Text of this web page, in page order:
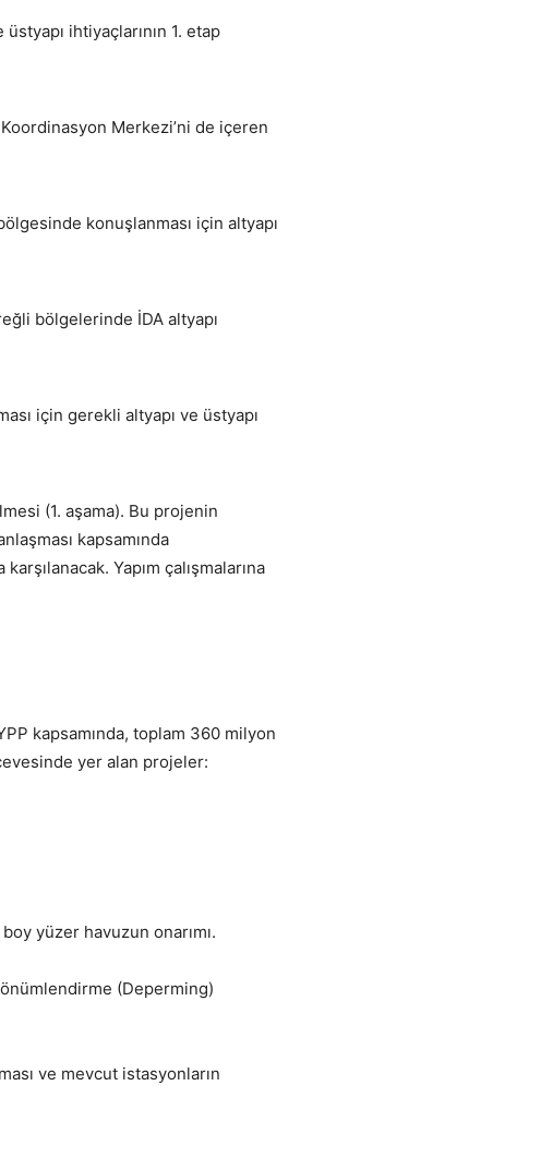
ihtiyaçlarının 1. etap
Merkezi’ni de içeren
konuşlanması için altyapı
bölgelerinde İDA altyapı
için gerekli altyapı ve üstyapı
(1. aşama). Bu projenin
kapsamında
Yapım çalışmalarına
kapsamında, toplam 360 milyon
yer alan projeler:
yüzer havuzun onarımı.
(Deperming)
ve mevcut istasyonların